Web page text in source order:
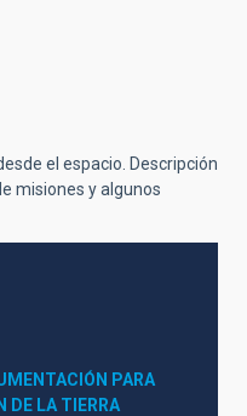
el espacio. Descripción
misiones y algunos
PARA
DE LA TIERRA